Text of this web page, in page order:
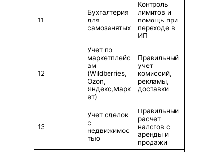
11
Бухгалтерия
для
самозанятых
Контроль
лимитов и
помощь при
переходе в
ИП
12
Учет по
маркетплейс
ам
(Wildberries,
Ozon,
Яндекс,Марк
ет)
Правильный
учет
комиссий,
рекламы,
доставки
13
Учет сделок
с
недвижимос
тью
Правильный
расчет
налогов с
аренды и
продажи